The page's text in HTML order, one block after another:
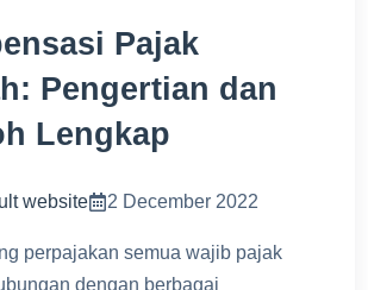
Pajak
Pengertian dan
Lengkap
website 2 December 2022
perpajakan semua wajib pajak
dengan berbagai